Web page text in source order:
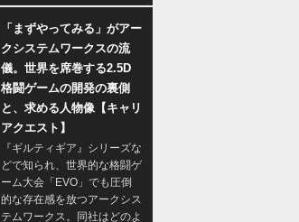
「まずやってみる」がアー
クシステムワークスの流
儀。世界を席巻する2.5D
格闘ゲームの開発の裏側
と、求める人物像【キャリ
アクエスト】
『ギルティギア』シリーズな
どで知られ、世界的な格闘ゲ
ーム大会「EVO」でも圧倒
的な存在感を放つアークシス
テムワークス。同社はどのよ